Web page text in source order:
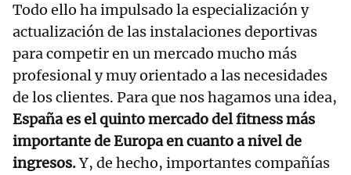
Todo ello ha impulsado la especialización y
actualización de las instalaciones deportivas
para competir en un mercado mucho más
profesional y muy orientado a las necesidades
de los clientes. Para que nos hagamos una idea,
España es el quinto mercado del fitness más
importante de Europa en cuanto a nivel de
ingresos.Y, de hecho, importantes compañías